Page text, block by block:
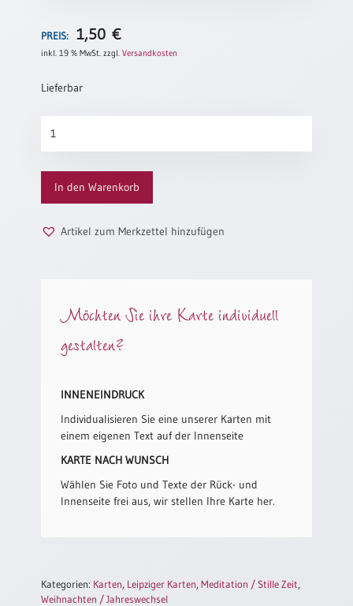
Sortimente
Anlässe
Taufe
Konfirmationsjubiläum
Kirchen(wieder)eintritt
PREIS: 1,50€
inkl. 19 % MwSt. zzgl.Versandkosten
Lieferbar
Menge
In den Warenkorb
Artikel zum Merkzettel hinzufügen
Möchten Sie ihre Karte individuell
gestalten?
INNENEINDRUCK
Individualisieren Sie eine unserer Karten mit
einem eigenen Text auf der Innenseite
KARTE NACH WUNSCH
Wählen Sie Foto und Texte der Rück- und
Innenseite frei aus, wir stellen Ihre Karte her.
Kategorien: Karten, Leipziger Karten,Meditation / Stille Zeit,
Weihnachten / Jahreswechsel